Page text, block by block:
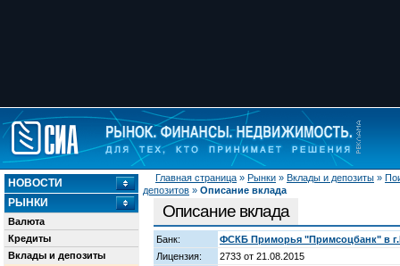
Главная страница » Рынки » Вклады и депозиты »
депозитов » Описание вклада
НОВОСТИ
РЫНКИ
Валюта
Кредиты
Вклады и депозиты
Описание вклада
Банк:
ФСКБ Приморья "Примсоцбанк" в
Лицензия:
2733 от 21.08.2015